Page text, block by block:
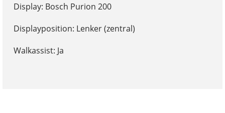
Display: Bosch Purion 200
Displayposition: Lenker (zentral)
Walkassist: Ja